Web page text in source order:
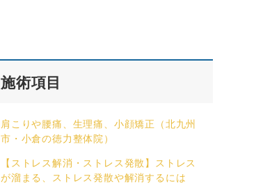
施術項目
肩こりや腰痛、生理痛、小顔矯正（北九州
市・小倉の徳力整体院）
【ストレス解消・ストレス発散】ストレス
が溜まる、ストレス発散や解消するには